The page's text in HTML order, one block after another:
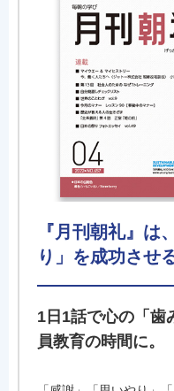
『月刊朝礼』は
り」を成功させ
1日1話で心の「歯
員教育の時間に。